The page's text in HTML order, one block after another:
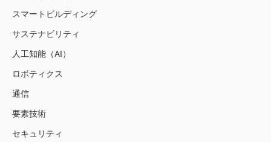
スマートビルディング
サステナビリティ
人工知能（AI）
ロボティクス
通信
要素技術
セキュリティ